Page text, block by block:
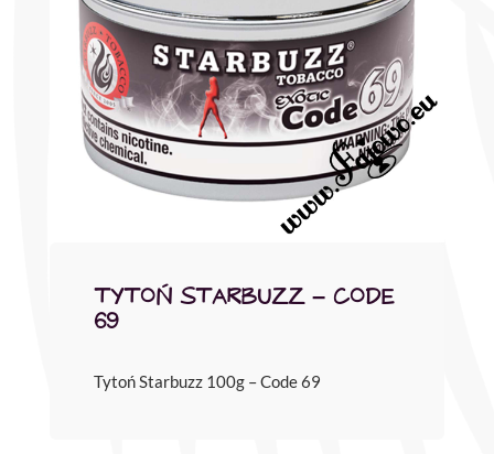
TYTOŃ STARBUZZ – CODE
69
Tytoń Starbuzz 100g – Code 69